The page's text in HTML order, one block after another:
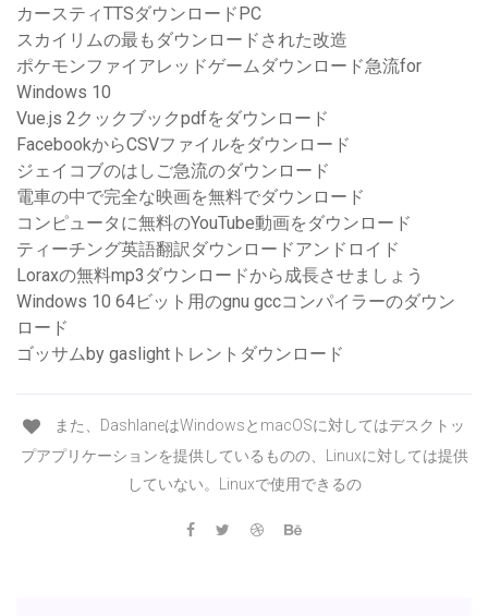
カースティTTSダウンロードPC
スカイリムの最もダウンロードされた改造
ポケモンファイアレッドゲームダウンロード急流for
Windows 10
Vue.js 2クックブックpdfをダウンロード
FacebookからCSVファイルをダウンロード
ジェイコブのはしご急流のダウンロード
電車の中で完全な映画を無料でダウンロード
コンピュータに無料のYouTube動画をダウンロード
ティーチング英語翻訳ダウンロードアンドロイド
Loraxの無料mp3ダウンロードから成長させましょう
Windows 10 64ビット用のgnu gccコンパイラーのダウン
ロード
ゴッサムby gaslightトレントダウンロード
また、DashlaneはWindowsとmacOSに対してはデスクトッ
プアプリケーションを提供しているものの、Linuxに対しては提供
していない。Linuxで使用できるの